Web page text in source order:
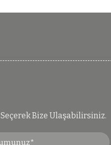
Bize Ulaşabilirsiniz.